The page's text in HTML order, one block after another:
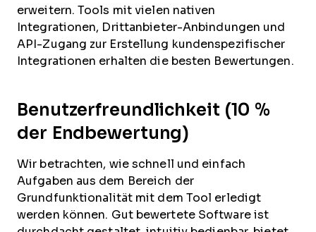
erweitern. Tools mit vielen nativen
Integrationen, Drittanbieter-Anbindungen und
API-Zugang zur Erstellung kundenspezifischer
Integrationen erhalten die besten Bewertungen.
Benutzerfreundlichkeit (10 %
der Endbewertung)
Wir betrachten, wie schnell und einfach
Aufgaben aus dem Bereich der
Grundfunktionalität mit dem Tool erledigt
werden können. Gut bewertete Software ist